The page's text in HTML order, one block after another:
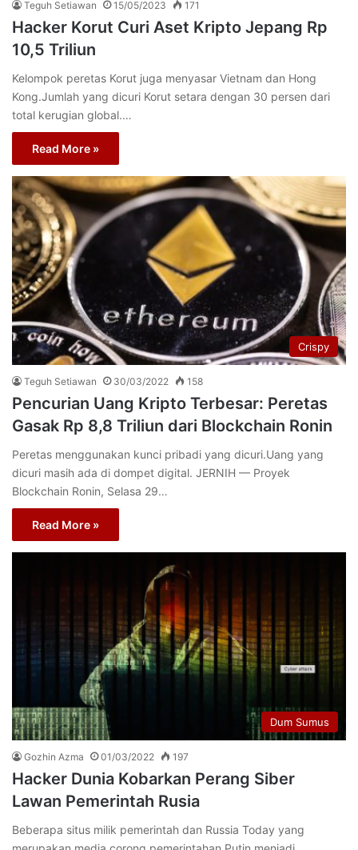
Teguh Setiawan 15/05/2023 171
Hacker Korut Curi Aset Kripto Jepang Rp
10,5 Triliun
Kelompok peretas Korut juga menyasar Vietnam dan Hong
Kong.Jumlah yang dicuri Korut setara dengan 30 persen dari
total kerugian global.…
Read More »
Crispy
Teguh Setiawan 30/03/2022 158
Pencurian Uang Kripto Terbesar: Peretas
Gasak Rp 8,8 Triliun dari Blockchain Ronin
Peretas menggunakan kunci pribadi yang dicuri.Uang yang
dicuri masih ada di dompet digital. JERNIH — Proyek
Blockchain Ronin, Selasa 29…
Read More »
Dum Sumus
Gozhin Azma 01/03/2022 197
Hacker Dunia Kobarkan Perang Siber
Lawan Pemerintah Rusia
Beberapa situs milik pemerintah dan Russia Today yang